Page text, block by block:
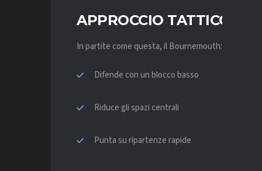
APPROCCIO TATTICO
In partite come questa, il Bournemouth:
Difende con un blocco basso
Riduce gli spazi centrali
Punta su ripartenze rapide